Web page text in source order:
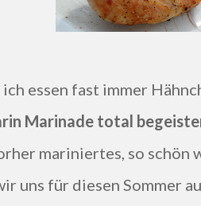
essen fast immer
Marinade total
mariniertes, so schön
uns für diesen Sommer